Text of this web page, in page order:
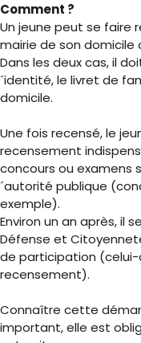
Comment ?
Un jeune peut se faire
mairie de son domicile
Dans les deux cas, il
´identité, le livret de
domicile.
Une fois recensé, le
recensement
concours ou examens
´autorité publique
exemple).
Environ un an après, il
Défense et
de participation
recensement).
Connaître cette
important, elle est